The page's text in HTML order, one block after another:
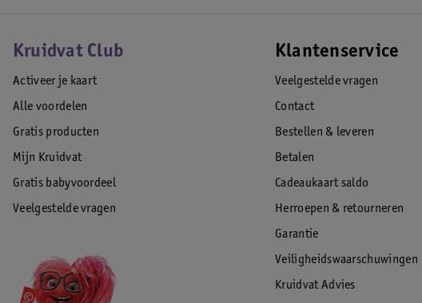
Kruidvat Club
Activeer je kaart
Alle voordelen
Gratis producten
Mijn Kruidvat
Gratis babyvoordeel
Veelgestelde vragen
Klantenservice
Veelgestelde vragen
Contact
Bestellen & leveren
Betalen
Cadeaukaart saldo
Herroepen & retourneren
Garantie
Veiligheidswaarschuwingen
Kruidvat Advies